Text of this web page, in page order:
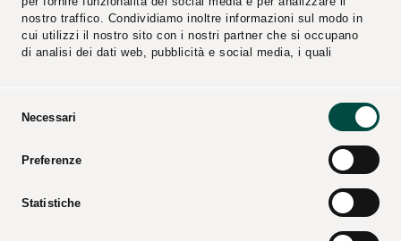
nostro traffico. Condividiamo inoltre informazioni sul modo in
cui utilizzi il nostro sito con i nostri partner che si occupano
di analisi dei dati web, pubblicità e social media, i quali
Necessari
Preferenze
Statistiche